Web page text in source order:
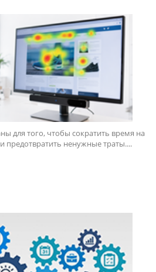
для того, чтобы сократить время на
предотвратить ненужные траты....